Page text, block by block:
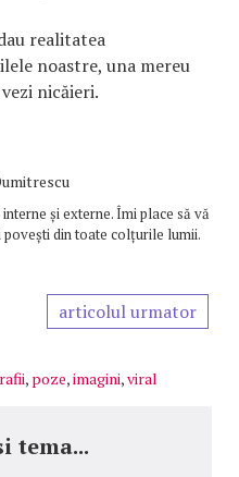
realitatea
noastre, una mereu
nicăieri.
și externe. Îmi place să vă
din toate colțurile lumii.
articolul urmator
, poze,imagini,viral
tema...